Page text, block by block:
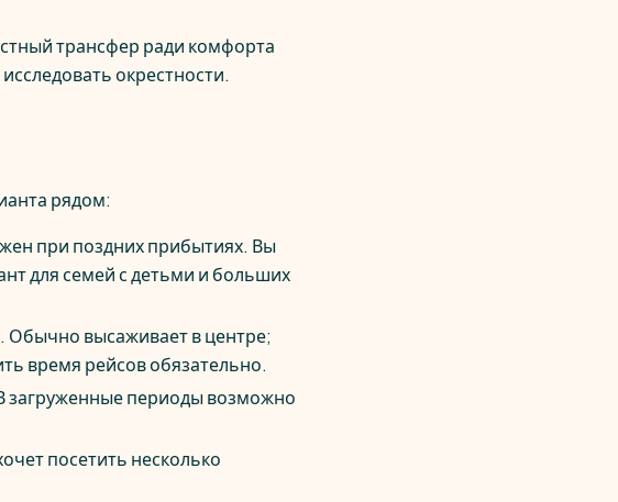
трансфер ради комфорта
окрестности.
рядом:
при поздних прибытиях. Вы
для семей с детьми и больших
Обычно высаживает в центре;
время рейсов обязательно.
загруженные периоды возможно
посетить несколько